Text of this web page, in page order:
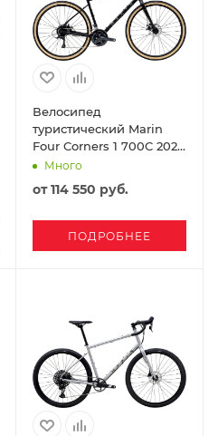
Велосипед
туристический Marin
Four Corners 1 700C 2024
Black/Silver
Много
от114 550 руб.
ПОДРОБНЕЕ